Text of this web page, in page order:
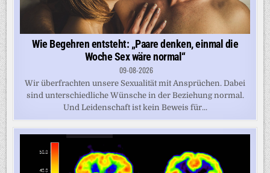
Wie Begehren entsteht: „Paare denken, einmal die
Woche Sex wäre normal“
09-08-2026
Wir überfrachten unsere Sexualität mit Ansprüchen. Dabei
sind unterschiedliche Wünsche in der Beziehung normal.
Und Leidenschaft ist kein Beweis für...